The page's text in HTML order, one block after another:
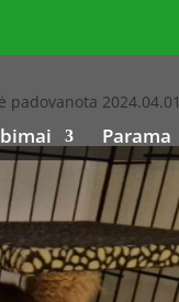
Parama
padovanota 2024.04.01